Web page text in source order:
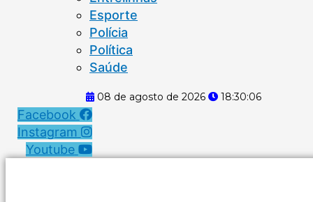
Esporte
Polícia
Política
Saúde
08 de agosto de 2026 18:30:07
Facebook
Instagram
Youtube